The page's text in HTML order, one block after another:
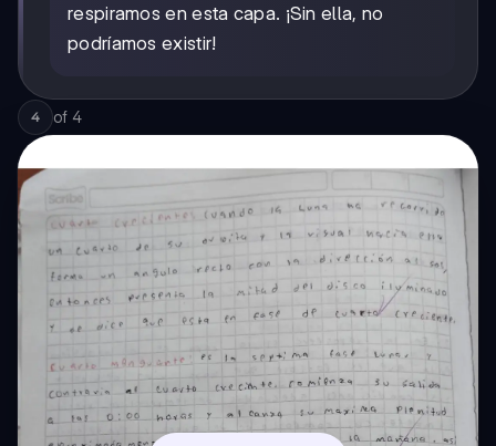
respiramos en esta capa. ¡Sin ella, no
podríamos existir!
4 of 4